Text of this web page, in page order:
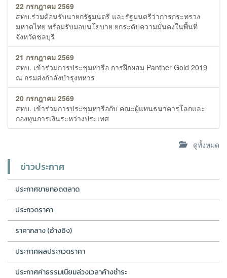
22 กรกฎาคม 2569
สทบ.ร่วมต้อนรับนายกรัฐมนตรี และรัฐมนตรีว่าการกระทรวง
มหาดไทย พร้อมรับมอบนโยบาย ยกระดับความมั่นคงในพื้นที่
จังหวัดชลบุรี
21 กรกฎาคม 2569
สทบ. เข้าร่วมการประชุมหารือ การฝึกผสม Panther Gold 2019
ณ กรมส่งกำลังบำรุงทหาร
20 กรกฎาคม 2569
สทบ. เข้าร่วมการประชุมหารือกับ คณะผู้แทนธนาคารโลกและ
กองทุนการเงินระหว่างประเทศ
ดูทั้งหมด
ข่าวประกาศ
ประกาศขายทอดตลาด
ประกวดราคา
ราคากลาง (อ้างอิง)
ประกาศผลประกวดราคา
ประกาศค่าธรรมเนียมล่วงเวลาค้างชำระ